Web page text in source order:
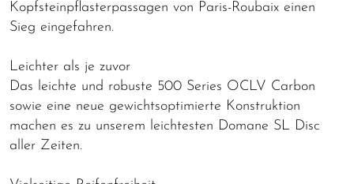
Kopfsteinpflasterpassagen von Paris-Roubaix einen
Sieg eingefahren.
Leichter als je zuvor
Das leichte und robuste 500 Series OCLV Carbon
sowie eine neue gewichtsoptimierte Konstruktion
machen es zu unserem leichtesten Domane SL Disc
aller Zeiten.